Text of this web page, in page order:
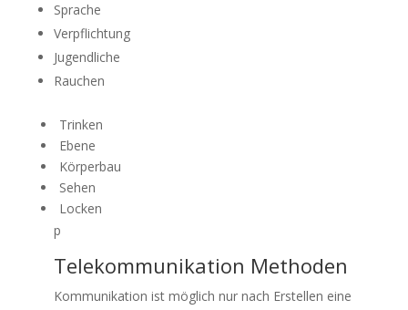
Sprache
Verpflichtung
Jugendliche
Rauchen
Trinken
Ebene
Körperbau
Sehen
Locken
p
Telekommunikation Methoden
Kommunikation ist möglich nur nach Erstellen eine